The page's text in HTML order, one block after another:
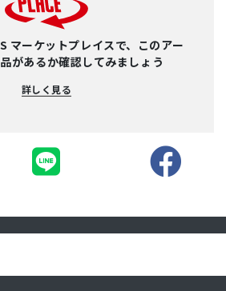
マーケットプレイスで、このアー
があるか確認してみましょう
詳しく見る